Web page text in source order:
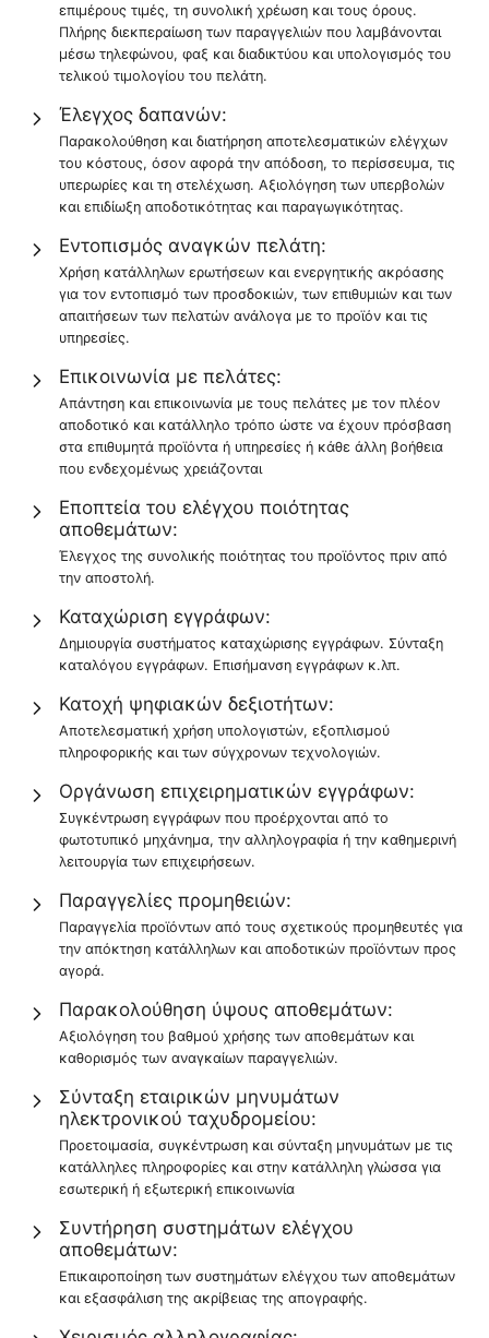
επιμέρους τιμές, τη συνολική χρέωση και τους όρους.
Πλήρης διεκπεραίωση των παραγγελιών που λαμβάνονται
μέσω τηλεφώνου, φαξ και διαδικτύου και υπολογισμός του
τελικού τιμολογίου του πελάτη.
Έλεγχος δαπανών:
Παρακολούθηση και διατήρηση αποτελεσματικών ελέγχων
του κόστους, όσον αφορά την απόδοση, το περίσσευμα, τις
υπερωρίες και τη στελέχωση. Αξιολόγηση των υπερβολών
και επιδίωξη αποδοτικότητας και παραγωγικότητας.
Εντοπισμός αναγκών πελάτη:
Χρήση κατάλληλων ερωτήσεων και ενεργητικής ακρόασης
για τον εντοπισμό των προσδοκιών, των επιθυμιών και των
απαιτήσεων των πελατών ανάλογα με το προϊόν και τις
υπηρεσίες.
Επικοινωνία με πελάτες:
Απάντηση και επικοινωνία με τους πελάτες με τον πλέον
αποδοτικό και κατάλληλο τρόπο ώστε να έχουν πρόσβαση
στα επιθυμητά προϊόντα ή υπηρεσίες ή κάθε άλλη βοήθεια
που ενδεχομένως χρειάζονται
Εποπτεία του ελέγχου ποιότητας
αποθεμάτων:
Έλεγχος της συνολικής ποιότητας του προϊόντος πριν από
την αποστολή.
Καταχώριση εγγράφων:
Δημιουργία συστήματος καταχώρισης εγγράφων. Σύνταξη
καταλόγου εγγράφων. Επισήμανση εγγράφων κ.λπ.
Κατοχή ψηφιακών δεξιοτήτων:
Αποτελεσματική χρήση υπολογιστών, εξοπλισμού
πληροφορικής και των σύγχρονων τεχνολογιών.
Οργάνωση επιχειρηματικών εγγράφων:
Συγκέντρωση εγγράφων που προέρχονται από το
φωτοτυπικό μηχάνημα, την αλληλογραφία ή την καθημερινή
λειτουργία των επιχειρήσεων.
Παραγγελίες προμηθειών:
Παραγγελία προϊόντων από τους σχετικούς προμηθευτές για
την απόκτηση κατάλληλων και αποδοτικών προϊόντων προς
αγορά.
Παρακολούθηση ύψους αποθεμάτων:
Αξιολόγηση του βαθμού χρήσης των αποθεμάτων και
καθορισμός των αναγκαίων παραγγελιών.
Σύνταξη εταιρικών μηνυμάτων
ηλεκτρονικού ταχυδρομείου:
Προετοιμασία, συγκέντρωση και σύνταξη μηνυμάτων με τις
κατάλληλες πληροφορίες και στην κατάλληλη γλώσσα για
εσωτερική ή εξωτερική επικοινωνία
Συντήρηση συστημάτων ελέγχου
αποθεμάτων:
Επικαιροποίηση των συστημάτων ελέγχου των αποθεμάτων
και εξασφάλιση της ακρίβειας της απογραφής.